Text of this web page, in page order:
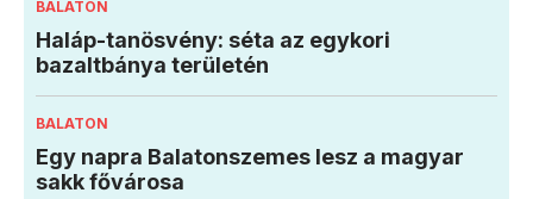
BALATON
Haláp-tanösvény: séta az egykori
bazaltbánya területén
BALATON
Egy napra Balatonszemes lesz a magyar
sakk fővárosa